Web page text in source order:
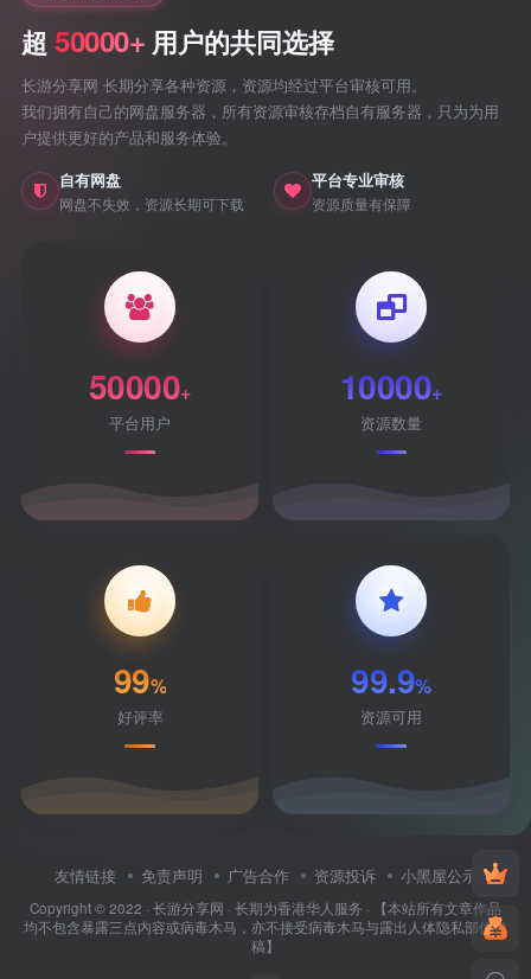
超 50000+ 用户的共同选择
长游分享网 长期分享各种资源，资源均经过平台审核可用。
我们拥有自己的网盘服务器，所有资源审核存档自有服务器，只为为用
户提供更好的产品和服务体验。
自有网盘
网盘不失效，资源长期可下载
平台专业审核
资源质量有保障
50000+
平台用户
10000+
资源数量
99%
好评率
99.9%
资源可用
友情链接 免责声明 广告合作 资源投诉 小黑屋公示
Copyright © 2022 · 长游分享网 · 长期为香港华人服务 · 【本站所有文章作品
均不包含暴露三点内容或病毒木马，亦不接受病毒木马与露出人体隐私部位投
稿】